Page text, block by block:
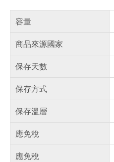
容量
商品來源國家
保存天數
保存方式
保存溫層
應免稅
應免稅